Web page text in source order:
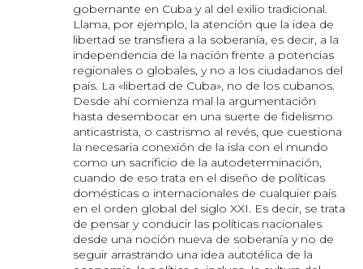
gobernante en Cuba y al del exilio tradicional.
Llama, por ejemplo, la atención que la idea de
libertad se transfiera a la soberanía, es decir, a la
independencia de la nación frente a potencias
regionales o globales, y no a los ciudadanos del
país. La «libertad de Cuba», no de los cubanos.
Desde ahí comienza mal la argumentación
hasta desembocar en una suerte de fidelismo
anticastrista, o castrismo al revés, que cuestiona
la necesaria conexión de la isla con el mundo
como un sacrificio de la autodeterminación,
cuando de eso trata en el diseño de políticas
domésticas o internacionales de cualquier país
en el orden global del siglo XXI. Es decir, se trata
de pensar y conducir las políticas nacionales
desde una noción nueva de soberanía y no de
seguir arrastrando una idea autotélica de la